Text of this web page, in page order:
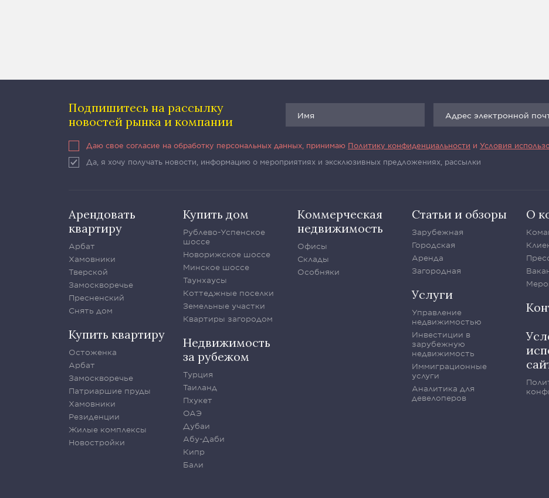
Подпишитесь на рассылку
новостей рынка и компании
Даю свое согласие на обработку персональных данных, принимаю Политику конфиденциальности и Условия
Да, я хочу получать новости, информацию о мероприятиях и эксклюзивных предложениях, рассылки
Арендовать
квартиру
Арбат
Хамовники
Тверской
Замоскворечье
Пресненский
Снять дом
Купить квартиру
Остоженка
Арбат
Замоскворечье
Патриаршие пруды
Хамовники
Резиденции
Жилые комплексы
Новостройки
Купить дом
Рублево-Успенское
шоссе
Новорижское шоссе
Минское шоссе
Таунхаусы
Коттеджные поселки
Земельные участки
Квартиры загородом
Недвижимость
за рубежом
Турция
Таиланд
Пхукет
ОАЭ
Дубаи
Абу-Даби
Кипр
Бали
Коммерческая
недвижимость
Офисы
Склады
Особняки
Статьи и обзоры
Зарубежная
Городская
Аренда
Загородная
Услуги
Управление
недвижимостью
Инвестиции в
зарубежную
недвижимость
Иммиграционные
услуги
Аналитика для
девелоперов
О